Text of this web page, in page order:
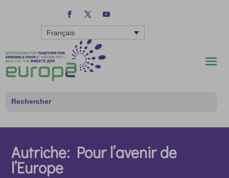
Français
Autriche: Pour l’avenir de
l’Europe